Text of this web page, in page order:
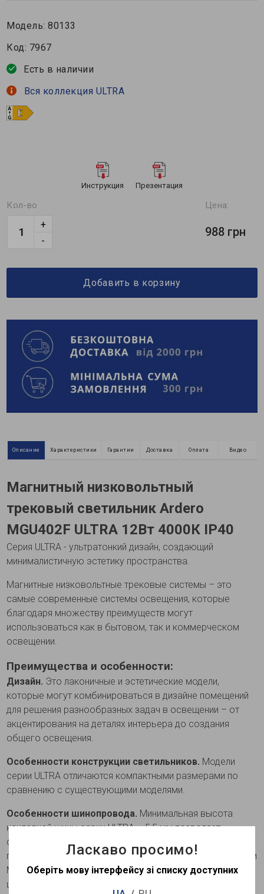
Модель:80133
Код: 7967
Есть в наличии
Вся коллекция ULTRA
Инструкция Презентация
Кол-во
-
+
Цена:
988 грн
Добавить в корзину
Описание Характеристики Гарантии Доставка Оплата Видео
Магнитный низковольтный
трековый светильник Ardero
MGU402F ULTRA 12Вт 4000К IP40
Серия ULTRA - ультратонкий дизайн, создающий
минималистичную эстетику пространства.
Магнитные низковольтные трековые системы – это
самые современные системы освещения, которые
благодаря множеству преимуществ могут
использоваться как в бытовом, так и коммерческом
освещении.
Преимущества и особенности:
Дизайн. Это лаконичные и эстетические модели,
которые могут комбинироваться в дизайне помещений
для решения разнообразных задач в освещении – от
акцентирования на деталях интерьера до создания
общего освещения.
Особенности конструкции светильников. Модели
серии ULTRA отличаются компактными размерами по
сравнению с существующими моделями.
Особенности шинопровода. Минимальная высота
накладной шины серии ULTRA – 5,5 мм позволяет
системе почти сливаться с поверхностью потолка и
приближает ее к встроенным конструкциям. Светильники
MGU400 предназначены для использования с накладной
шиной CAB1400
Ласкаво просимо!
Оберіть мову інтерфейсу зі списку доступних